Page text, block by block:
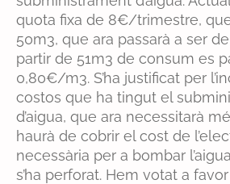
quota fixa de 8€/trimestre,
50m3, que ara passarà a ser
partir de 51m3 de consum es
0,80€/m3. S’ha justificat per
costos que ha tingut el
d’aigua, que ara necessitarà
haurà de cobrir el cost de
necessària per a bombar
s’ha perforat. Hem votat a favor